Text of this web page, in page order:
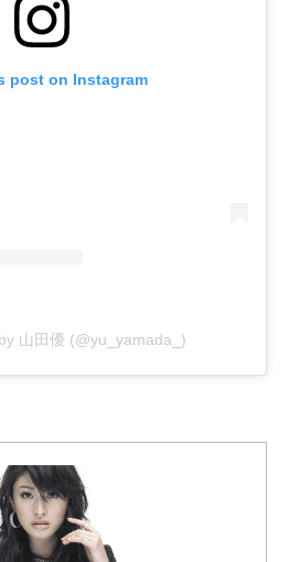
post on Instagram
山田優 (@yu_yamada_)